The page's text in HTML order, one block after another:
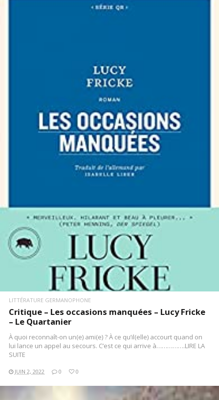
LIRE LA SUITE
LITTÉRATURE GERMANOPHONE
Critique – Les occasions manquées – Lucy Fricke
– Le Quartanier
À quoi reconnaît-on un(e) ami(e) ? À ce qu’il(elle) accourt quand on
lui lance un appel au secours. C’est ce qui arrive à…………….LIRE LA
SUITE
JUIN 2, 2022 0 0